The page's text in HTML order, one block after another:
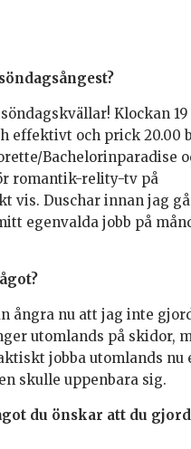
Klockan
effektivt och prick 20.00
Bachelorinparadise
romantik-relity-tv på
vis. Duschar innan jag
egenvalda jobb på
ångra nu att jag inte
utomlands på skidor,
jobba utomlands nu
skulle uppenbara sig.
du önskar att du